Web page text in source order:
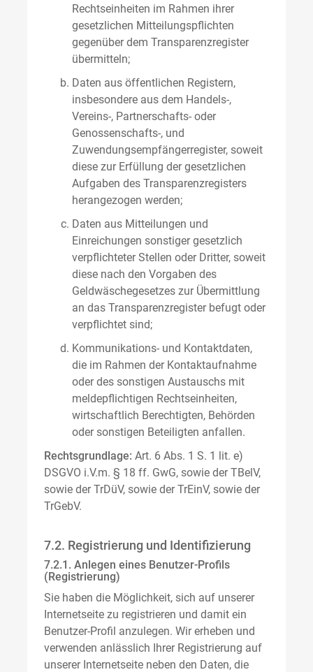
Rechtseinheiten im Rahmen ihrer
gesetzlichen Mitteilungspflichten
gegenüber dem Transparenzregister
übermitteln;
Daten aus öffentlichen Registern,
insbesondere aus dem Handels-,
Vereins-, Partnerschafts- oder
Genossenschafts-, und
Zuwendungsempfängerregister, soweit
diese zur Erfüllung der gesetzlichen
Aufgaben des Transparenzregisters
herangezogen werden;
Daten aus Mitteilungen und
Einreichungen sonstiger gesetzlich
verpflichteter Stellen oder Dritter, soweit
diese nach den Vorgaben des
Geldwäschegesetzes zur Übermittlung
an das Transparenzregister befugt oder
verpflichtet sind;
Kommunikations- und Kontaktdaten,
die im Rahmen der Kontaktaufnahme
oder des sonstigen Austauschs mit
meldepflichtigen Rechtseinheiten,
wirtschaftlich Berechtigten, Behörden
oder sonstigen Beteiligten anfallen.
Rechtsgrundlage: Art. 6 Abs. 1 S. 1 lit. e)
DSGVO i.V.m. § 18 ff. GwG, sowie der TBelV,
sowie der TrDüV, sowie der TrEinV, sowie der
TrGebV.
7.2. Registrierung und Identifizierung
7.2.1. Anlegen eines Benutzer-Profils
(Registrierung)
Sie haben die Möglichkeit, sich auf unserer
Internetseite zu registrieren und damit ein
Benutzer-Profil anzulegen. Wir erheben und
verwenden anlässlich Ihrer Registrierung auf
unserer Internetseite neben den Daten, die